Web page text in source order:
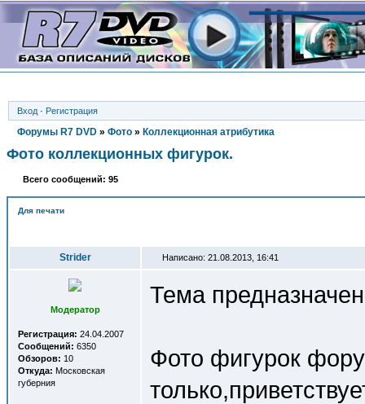
Вход · Регистрация
Форумы R7 DVD » Фото » Коллекционная атрибутика
Фото коллекционных фигурок.
Всего сообщений: 95
Для печати
Strider Написано: 21.08.2013, 16:41
Модератор
Регистрация: 24.04.2007
Сообщений: 6350
Обзоров: 10
Откуда: Московская
губерния
Тема
Фото фигурок